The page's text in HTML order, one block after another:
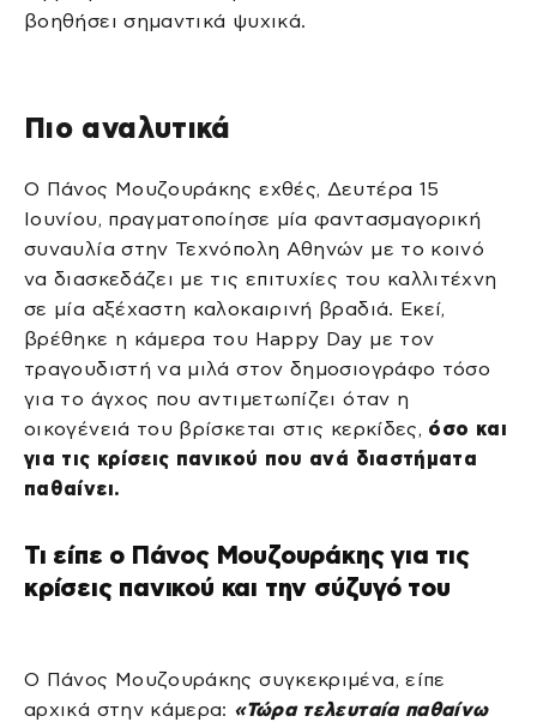
βοηθήσει σημαντικά ψυχικά.
Πιο αναλυτικά
Ο Πάνος Μουζουράκης εχθές, Δευτέρα 15
Ιουνίου, πραγματοποίησε μία φαντασμαγορική
συναυλία στην Τεχνόπολη Αθηνών με το κοινό
να διασκεδάζει με τις επιτυχίες του καλλιτέχνη
σε μία αξέχαστη καλοκαιρινή βραδιά. Εκεί,
βρέθηκε η κάμερα του Happy Day με τον
τραγουδιστή να μιλά στον δημοσιογράφο τόσο
για το άγχος που αντιμετωπίζει όταν η
οικογένειά του βρίσκεται στις κερκίδες, όσο και
για τις κρίσεις πανικού που ανά διαστήματα
παθαίνει.
Τι είπε ο Πάνος Μουζουράκης για τις
κρίσεις πανικού και την σύζυγό του
O Πάνος Μουζουράκης συγκεκριμένα, είπε
αρχικά στην κάμερα: «Τώρα τελευταία παθαίνω